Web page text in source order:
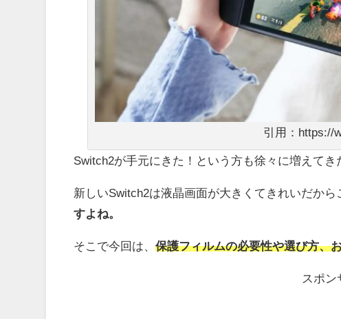
引用：https://
Switch2が手元にきた！という方も徐々に増えてき
新しいSwitch2は液晶画面が大きくてきれいだから
すよね。
そこで今回は、保護フィルムの必要性や選び方、
スポン